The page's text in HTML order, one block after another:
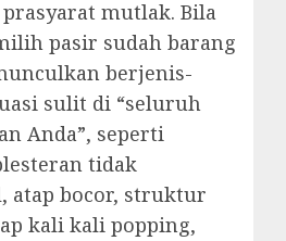
mutlak. Bila
pasir sudah barang
berjenis-
sulit di “seluruh
Anda”, seperti
tidak
atap bocor, struktur
kali kali popping,